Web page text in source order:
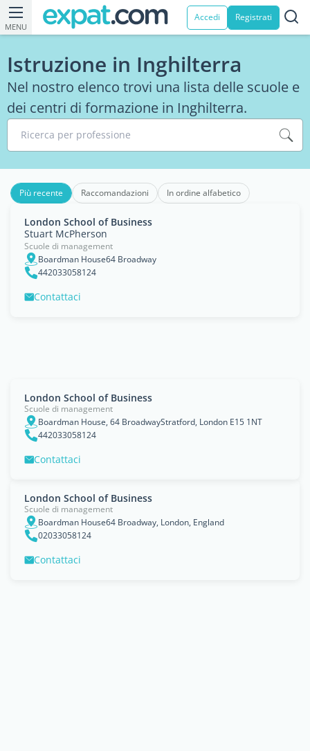
MENU
Accedi Registrati
Istruzione in Inghilterra
Nel nostro elenco trovi una lista delle scuole e
dei centri di formazione in Inghilterra.
Ricerca per professione
Più recente Raccomandazioni In ordine alfabetico
London School of Business
Stuart McPherson
Scuole di management
Boardman House64 Broadway
442033058124
Contattaci
London School of Business
Scuole di management
Boardman House, 64 BroadwayStratford, London E15 1NT
442033058124
Contattaci
London School of Business
Scuole di management
Boardman House64 Broadway, London, England
02033058124
Contattaci